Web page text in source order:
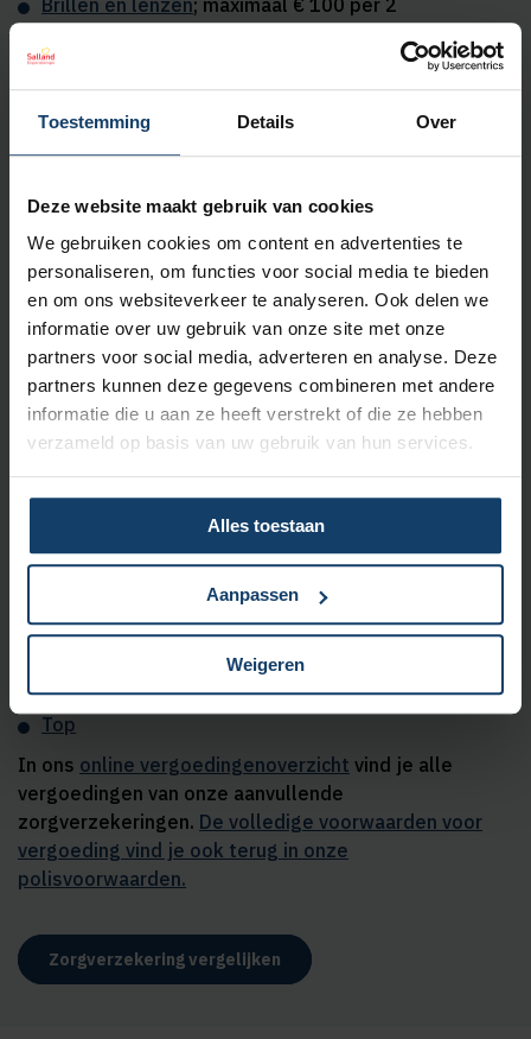
Toestemming Details Over
Deze website maakt gebruik van cookies
We gebruiken cookies om content en advertenties te
personaliseren, om functies voor social media te bieden
en om ons websiteverkeer te analyseren. Ook delen we
informatie over uw gebruik van onze site met onze
partners voor social media, adverteren en analyse. Deze
partners kunnen deze gegevens combineren met andere
informatie die u aan ze heeft verstrekt of die ze hebben
verzameld op basis van uw gebruik van hun services.
Alles toestaan
Aanpassen
Weigeren
Brillen en lenzen; maximaal € 100 per 2
Fysiotherapie
15 zittingen per kalenderjaar
Kraamzorg; 60%
Zwangerschapscursussen; maximaal € 100 per
maximaal € 25 per dag tot maximaal € 250 per
kalenderjaar
Gezondheidscursussen
; 75% tot maximaal € 100
per kalenderjaar
Je kunt de vergoedingen van al onzeaanvullende
zorgverzekeringen vergelijkenom te bepalen of onze
aanvullende verzekering Plus voor jou de beste keuze
is.Ook kun je de zorgverzekeringskaart bekijken.
Wat past bij jouw situatie?
Je kiest de verzekering die het beste bij jouw situatie
past. Is dat niet onze aanvullende verzekering Plus?
Kies dan voor één van onze andere aanvullende
zorgverzekeringen:
Extra
Top
In ons online vergoedingenoverzicht vind je alle
vergoedingen van onze aanvullende
zorgverzekeringen. De volledige voorwaarden voor
vergoeding vind je ook terug in onze
polisvoorwaarden.
Zorgverzekering vergelijken